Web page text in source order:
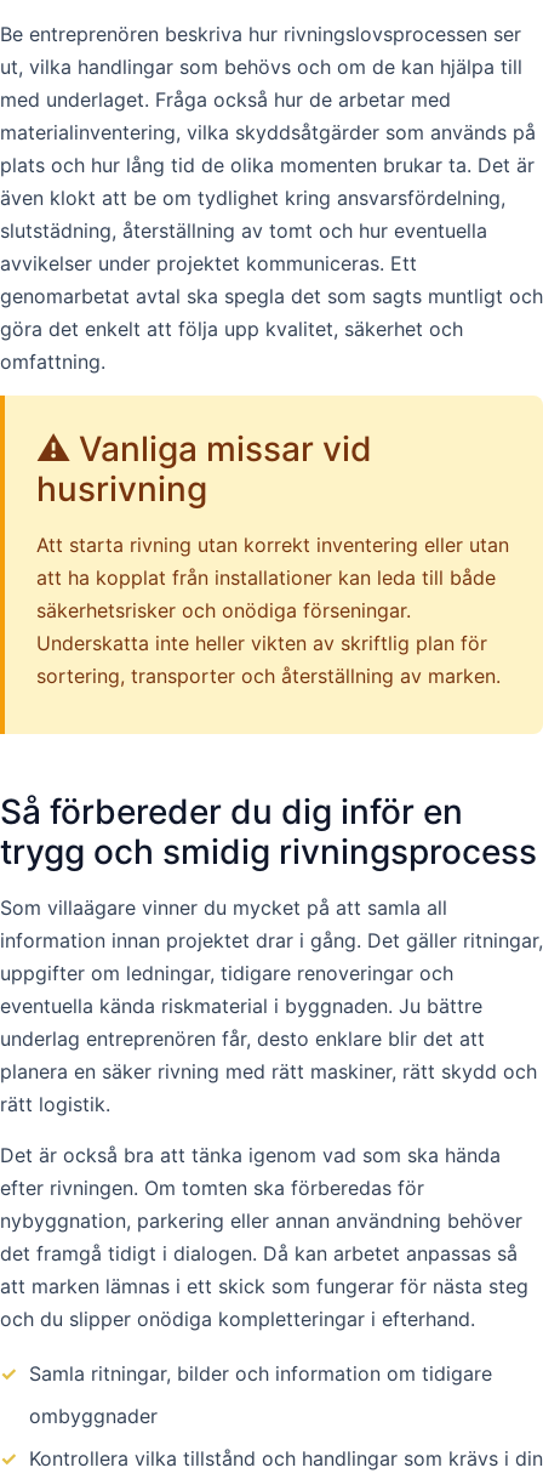
Be entreprenören beskriva hur rivningslovsprocessen ser
ut, vilka handlingar som behövs och om de kan hjälpa till
med underlaget. Fråga också hur de arbetar med
materialinventering, vilka skyddsåtgärder som används på
plats och hur lång tid de olika momenten brukar ta. Det är
även klokt att be om tydlighet kring ansvarsfördelning,
slutstädning, återställning av tomt och hur eventuella
avvikelser under projektet kommuniceras. Ett
genomarbetat avtal ska spegla det som sagts muntligt och
göra det enkelt att följa upp kvalitet, säkerhet och
omfattning.
⚠️ Vanliga missar vid
husrivning
Att starta rivning utan korrekt inventering eller utan
att ha kopplat från installationer kan leda till både
säkerhetsrisker och onödiga förseningar.
Underskatta inte heller vikten av skriftlig plan för
sortering, transporter och återställning av marken.
Så förbereder du dig inför en
trygg och smidig rivningsprocess
Som villaägare vinner du mycket på att samla all
information innan projektet drar i gång. Det gäller ritningar,
uppgifter om ledningar, tidigare renoveringar och
eventuella kända riskmaterial i byggnaden. Ju bättre
underlag entreprenören får, desto enklare blir det att
planera en säker rivning med rätt maskiner, rätt skydd och
rätt logistik.
Det är också bra att tänka igenom vad som ska hända
efter rivningen. Om tomten ska förberedas för
nybyggnation, parkering eller annan användning behöver
det framgå tidigt i dialogen. Då kan arbetet anpassas så
att marken lämnas i ett skick som fungerar för nästa steg
och du slipper onödiga kompletteringar i efterhand.
✓ Samla ritningar, bilder och information om tidigare
ombyggnader
✓ Kontrollera vilka tillstånd och handlingar som krävs i din